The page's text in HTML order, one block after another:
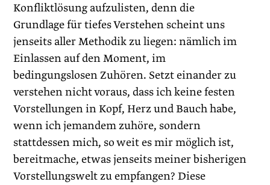
Konfliktlösung aufzulisten, denn die
Grundlage für tiefes Verstehen scheint uns
jenseits aller Methodik zu liegen: nämlich im
Einlassen auf den Moment, im
bedingungslosen Zuhören. Setzt einander zu
verstehen nicht voraus, dass ich keine festen
Vorstellungen in Kopf, Herz und Bauch habe,
wenn ich jemandem zuhöre, sondern
stattdessen mich, so weit es mir möglich ist,
bereitmache, etwas jenseits meiner bisherigen
Vorstellungswelt zu empfangen? Diese